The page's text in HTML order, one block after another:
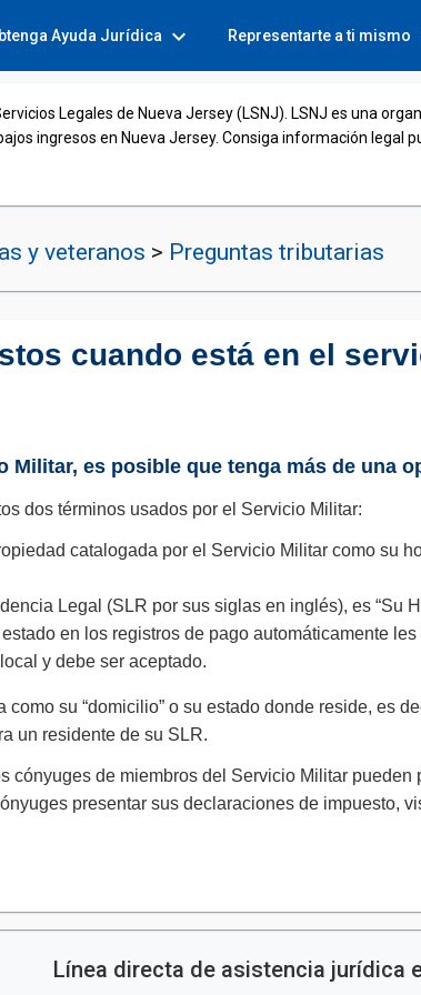
Ayuda Jurídica expand_more Representarte a ti mismo
Legales de Nueva Jersey (LSNJ). LSNJ es una
ingresos en Nueva Jersey. Consiga información legal
y veteranos > Preguntas tributarias
cuando está en el
es posible que tenga más de una
dos términos usados por el Servicio Militar:
catalogada por el Servicio Militar como su
Legal (SLR por sus siglas en inglés), es “Su
en los registros de pago automáticamente
y debe ser aceptado.
su “domicilio” o su estado donde reside, es
un residente de su SLR.
cónyuges de miembros del Servicio Militar
presentar sus declaraciones de impuesto,
Línea directa de asistencia jurídica